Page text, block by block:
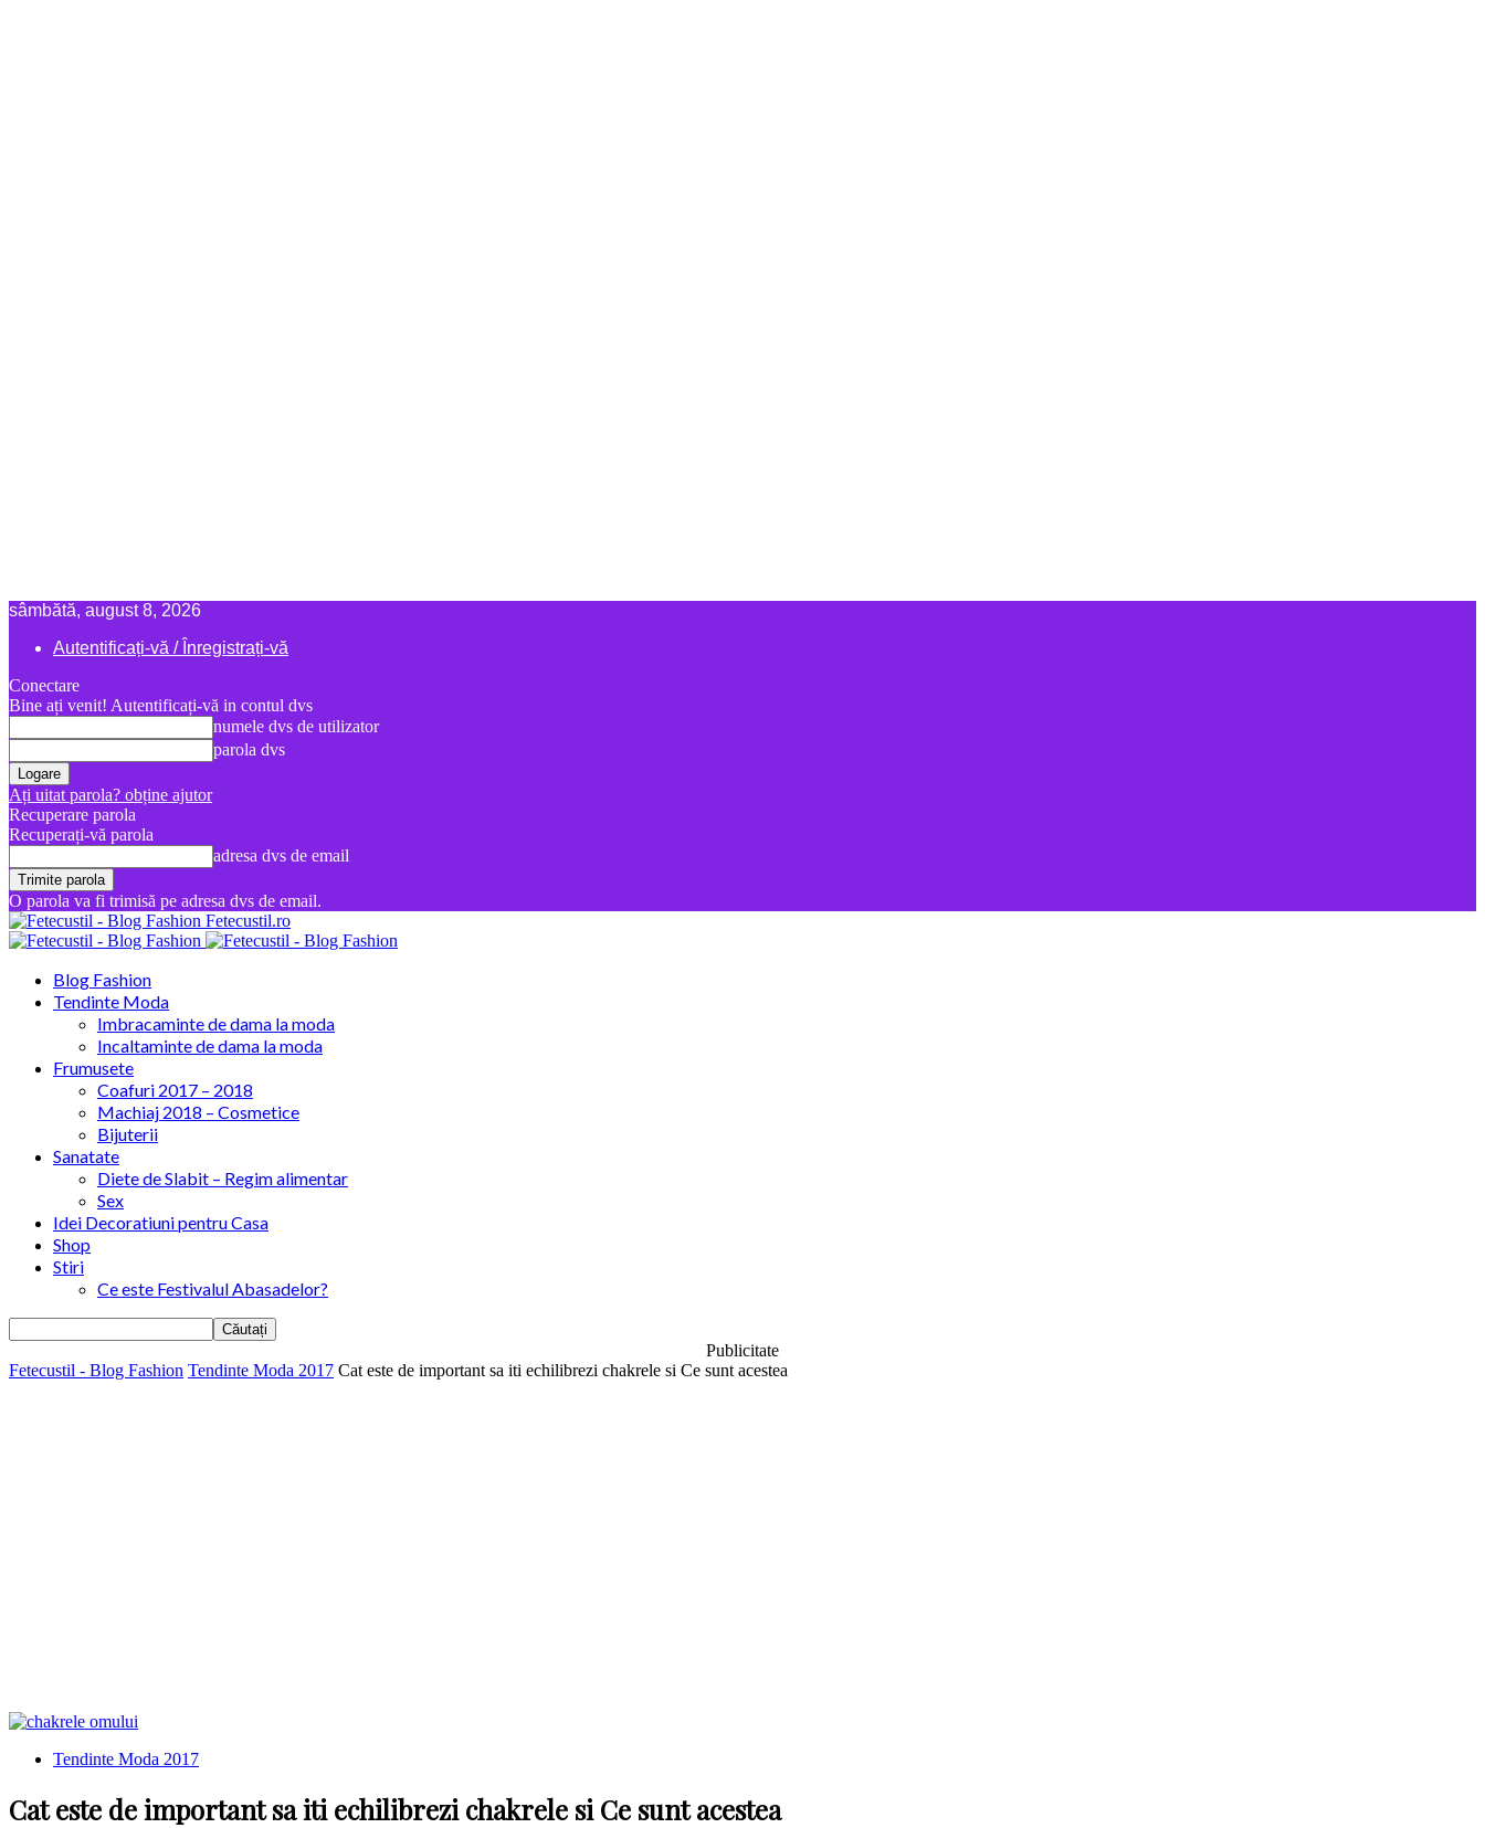
sâmbătă, august 8, 2026
Autentificați-vă / Înregistrați-vă
Conectare
Bine ați venit! Autentificați-vă in contul dvs
numele dvs de utilizator
parola dvs
Ați uitat parola? obține ajutor
Recuperare parola
Recuperați-vă parola
adresa dvs de email
O parola va fi trimisă pe adresa dvs de email.
Fetecustil.ro
Blog Fashion
Tendinte Moda
Imbracaminte de dama la moda
Incaltaminte de dama la moda
Frumusete
Coafuri 2017 – 2018
Machiaj 2018 – Cosmetice
Bijuterii
Sanatate
Diete de Slabit – Regim alimentar
Sex
Idei Decoratiuni pentru Casa
Shop
Stiri
Ce este Festivalul Abasadelor?
Publicitate
Fetecustil - Blog Fashion Tendinte Moda 2017 Cat este de important sa iti echilibrezi chakrele si Ce sunt acestea
Tendinte Moda 2017
Cat este de important sa iti echilibrezi chakrele si Ce sunt acestea